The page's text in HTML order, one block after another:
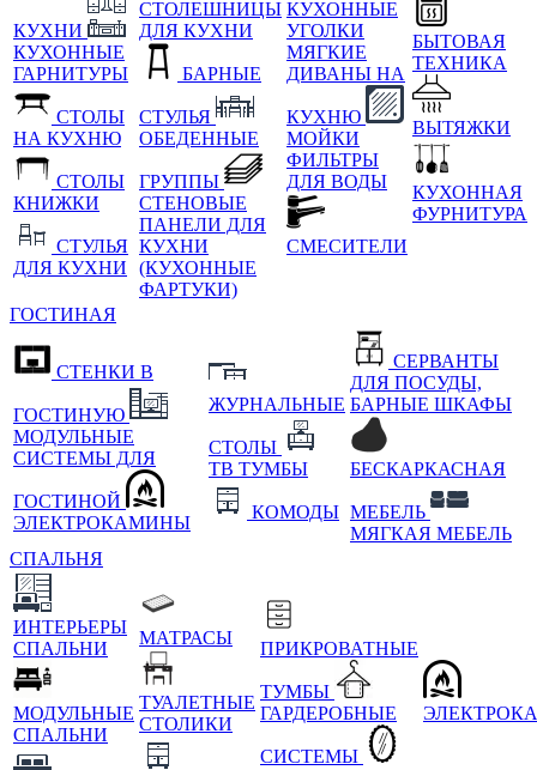
КУХНИ
КУХОННЫЕ
ГАРНИТУРЫ
СТОЛЫ
НА КУХНЮ
СТОЛЫ
КНИЖКИ
СТУЛЬЯ
ДЛЯ КУХНИ
СТОЛЕШНИЦЫ
ДЛЯ КУХНИ
БАРНЫЕ
СТУЛЬЯ
ОБЕДЕННЫЕ
ГРУППЫ
СТЕНОВЫЕ
ПАНЕЛИ ДЛЯ
КУХНИ
(КУХОННЫЕ
ФАРТУКИ)
КУХОННЫЕ
УГОЛКИ
МЯГКИЕ
ДИВАНЫ НА
КУХНЮ
МОЙКИ
ФИЛЬТРЫ
ДЛЯ ВОДЫ
СМЕСИТЕЛИ
БЫТОВАЯ
ТЕХНИКА
ВЫТЯЖКИ
КУХОННАЯ
ФУРНИТУРА
ГОСТИНАЯ
СТЕНКИ В
ГОСТИНУЮ
МОДУЛЬНЫЕ
СИСТЕМЫ ДЛЯ
ГОСТИНОЙ
ЭЛЕКТРОКАМИНЫ
ЖУРНАЛЬНЫЕ
СТОЛЫ
ТВ ТУМБЫ
КОМОДЫ
СЕРВАНТЫ
ДЛЯ ПОСУДЫ,
БАРНЫЕ ШКАФЫ
БЕСКАРКАСНАЯ
МЕБЕЛЬ
МЯГКАЯ МЕБЕЛЬ
СПАЛЬНЯ
ИНТЕРЬЕРЫ
СПАЛЬНИ
МОДУЛЬНЫЕ
СПАЛЬНИ
МАТРАСЫ
ТУАЛЕТНЫЕ
СТОЛИКИ
ПРИКРОВАТНЫЕ
ТУМБЫ
ГАРДЕРОБНЫЕ
СИСТЕМЫ